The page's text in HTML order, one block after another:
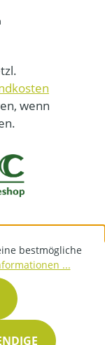
wenn
bestmögliche
...